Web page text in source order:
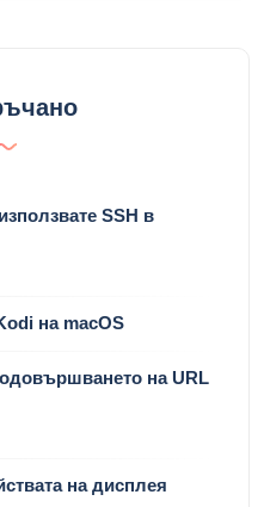
SSH в
на macOS
на URL
на дисплея